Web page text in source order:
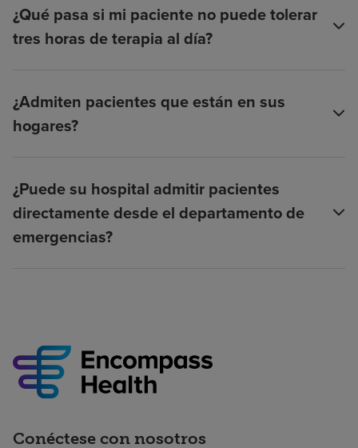
¿Qué pasa si mi paciente no puede tolerar
tres horas de terapia al día?
¿Admiten pacientes que están en sus
hogares?
¿Puede su hospital admitir pacientes
directamente desde el departamento de
emergencias?
Conéctese con nosotros